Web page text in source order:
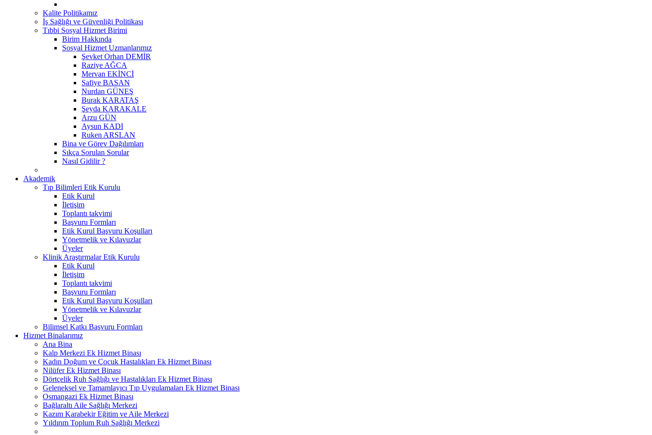
Kalite Politikamız
İş Sağlığı ve Güvenliği Politikası
Tıbbi Sosyal Hizmet Birimi
Birim Hakkında
Sosyal Hizmet Uzmanlarımız
Şevket Orhan DEMİR
Raziye AĞCA
Mervan EKİNCİ
Safiye BASAN
Nurdan GÜNEŞ
Burak KARATAŞ
Şeyda KARAKALE
Arzu GÜN
Aysun KADI
Ruken ARSLAN
Bina ve Görev Dağılımları
Sıkça Sorulan Sorular
Nasıl Gidilir ?
Akademik
Tıp Bilimleri Etik Kurulu
Etik Kurul
İletişim
Toplantı takvimi
Başvuru Formları
Etik Kurul Başvuru Koşulları
Yönetmelik ve Kılavuzlar
Üyeler
Klinik Araştırmalar Etik Kurulu
Etik Kurul
İletişim
Toplantı takvimi
Başvuru Formları
Etik Kurul Başvuru Koşulları
Yönetmelik ve Kılavuzlar
Üyeler
Bilimsel Katkı Başvuru Formları
Hizmet Binalarımız
Ana Bina
Kalp Merkezi Ek Hizmet Binası
Kadın Doğum ve Çocuk Hastalıkları Ek Hizmet Binası
Nilüfer Ek Hizmet Binası
Dörtçelik Ruh Sağlığı ve Hastalıkları Ek Hizmet Binası
Geleneksel ve Tamamlayıcı Tıp Uygulamaları Ek Hizmet Binası
Osmangazi Ek Hizmet Binası
Bağlaraltı Aile Sağlığı Merkezi
Kazım Karabekir Eğitim ve Aile Merkezi
Yıldırım Toplum Ruh Sağlığı Merkezi